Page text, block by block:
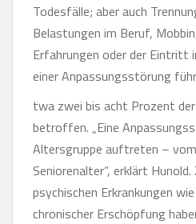
Todesfälle; aber auch
Belastungen im Beruf,
Erfahrungen oder der Eintritt
einer Anpassungsstörung
twa zwei bis acht Prozent
betroffen. „Eine
Altersgruppe auftreten –
Seniorenalter“, erklärt
psychischen Erkrankungen
chronischer Erschöpfung